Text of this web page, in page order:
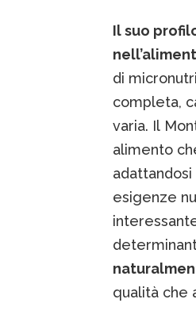
Il suo
di
completa,
varia. Il
alimento
esigenze
qualità che